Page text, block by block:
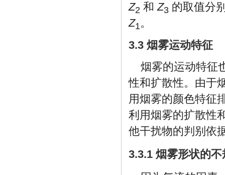
Z2 和Z3 的取值分
Z1。
3.3 烟雾运动特征
烟雾的运动特征
性和扩散性。由于
用烟雾的颜色特征
利用烟雾的扩散性
他干扰物的判别依
3.3.1 烟雾形状的不